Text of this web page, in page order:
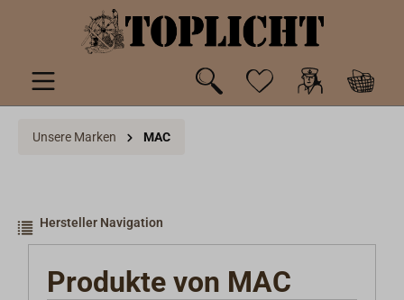
springen
Unsere Marken MAC
Hersteller Navigation
Produkte von MAC